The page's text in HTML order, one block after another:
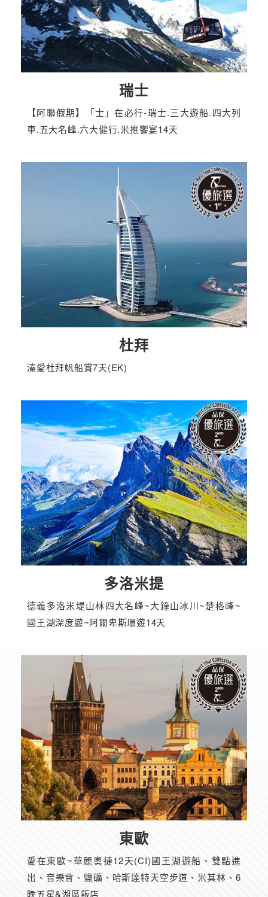
瑞士
【阿聯假期】「士」在必行-瑞士.三大遊船.四大列
車.五大名峰.六大健行.米推饗宴14天
杜拜
溱愛杜拜帆船賞7天(EK)
多洛米提
德義多洛米堤山林四大名峰~大鐘山冰川~楚格峰~
國王湖深度遊~阿爾卑斯環遊14天
東歐
愛在東歐~華麗奧捷12天(CI)國王湖遊船、雙點進
出、音樂會、鹽礦、哈斯達特天空步道、米其林、6
晚五星&湖區飯店